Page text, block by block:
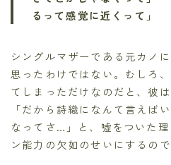
るって感覚に近くって」
シングルマザーである元カノ
思ったわけではない。むしろ
てしまっただけなのだと、彼
「だから詩織になんて言えば
なってさ…」と、嘘をついた
ン能力の欠如のせいにするので